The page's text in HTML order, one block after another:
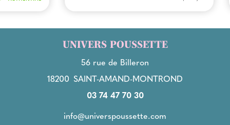
UNIVERS POUSSETTE
56 rue de Billeron
18200 SAINT-AMAND-MONTROND
03 74 47 70 30
info@universpoussette.com